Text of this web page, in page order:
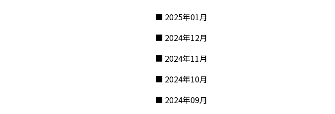
2025年01月
2024年12月
2024年11月
2024年10月
2024年09月